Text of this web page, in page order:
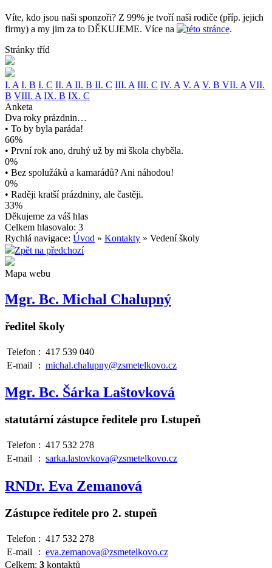
Víte, kdo jsou naši sponzoři? Z 99% je tvoří naši rodiče (příp. jejich
firmy) a my jim za to DĚKUJEME. Více na
této stránce.
Stránky tříd
I. A I. B I. C II. A II. B II. C III. A III. C IV. A V. A V. B VII. A VII.
B VIII. A IX. B IX. C
Anketa
Dva roky prázdnin…
• To by byla paráda!
66%
• První rok ano, druhý už by mi škola chyběla.
0%
• Bez spolužáků a kamarádů? Ani náhodou!
0%
• Raději kratší prázdniny, ale častěji.
33%
Děkujeme za váš hlas
Celkem hlasovalo: 3
Rychlá navigace: Úvod » Kontakty » Vedení školy
Zpět na předchozí
Mapa webu
Mgr. Bc. Michal Chalupný
ředitel školy
Telefon : 417 539 040
E-mail
: michal.chalupny@zsmetelkovo.cz
Mgr. Bc. Šárka Laštovková
statutární zástupce ředitele pro I.stupeň
Telefon : 417 532 278
E-mail
: sarka.lastovkova@zsmetelkovo.cz
RNDr. Eva Zemanová
Zástupce ředitele pro 2. stupeň
Telefon : 417 532 278
E-mail
: eva.zemanova@zsmetelkovo.cz
Celkem: 3 kontaktů